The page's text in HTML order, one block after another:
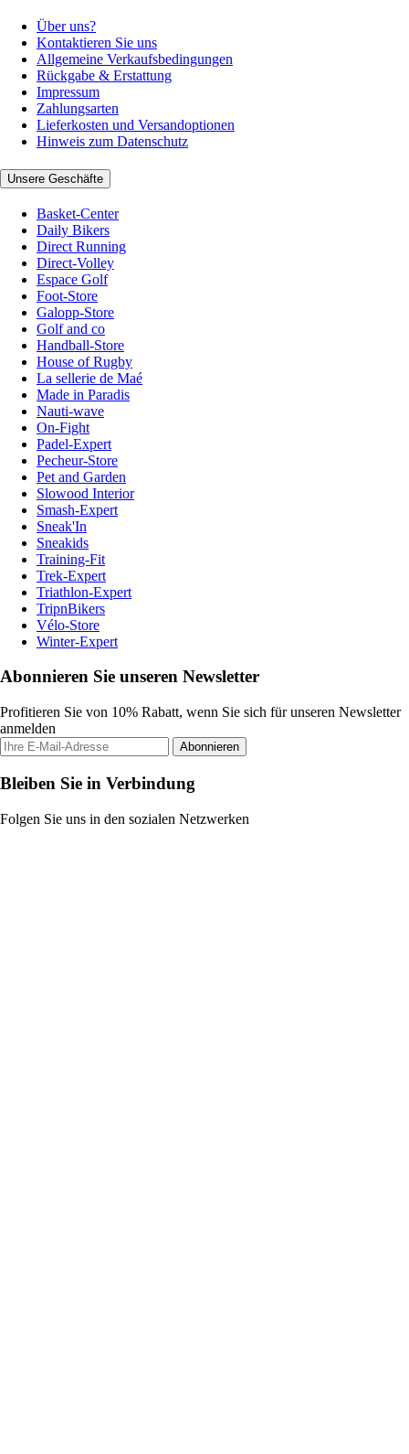
Über uns?
Kontaktieren Sie uns
Allgemeine Verkaufsbedingungen
Rückgabe & Erstattung
Impressum
Zahlungsarten
Lieferkosten und Versandoptionen
Hinweis zum Datenschutz
Unsere Geschäfte
Basket-Center
Daily Bikers
Direct Running
Direct-Volley
Espace Golf
Foot-Store
Galopp-Store
Golf and co
Handball-Store
House of Rugby
La sellerie de Maé
Made in Paradis
Nauti-wave
On-Fight
Padel-Expert
Pecheur-Store
Pet and Garden
Slowood Interior
Smash-Expert
Sneak'In
Sneakids
Training-Fit
Trek-Expert
Triathlon-Expert
TripnBikers
Vélo-Store
Winter-Expert
Abonnieren Sie unseren Newsletter
Profitieren Sie von 10% Rabatt, wenn Sie sich für unseren Newsletter
anmelden
Abonnieren
Bleiben Sie in Verbindung
Folgen Sie uns in den sozialen Netzwerken